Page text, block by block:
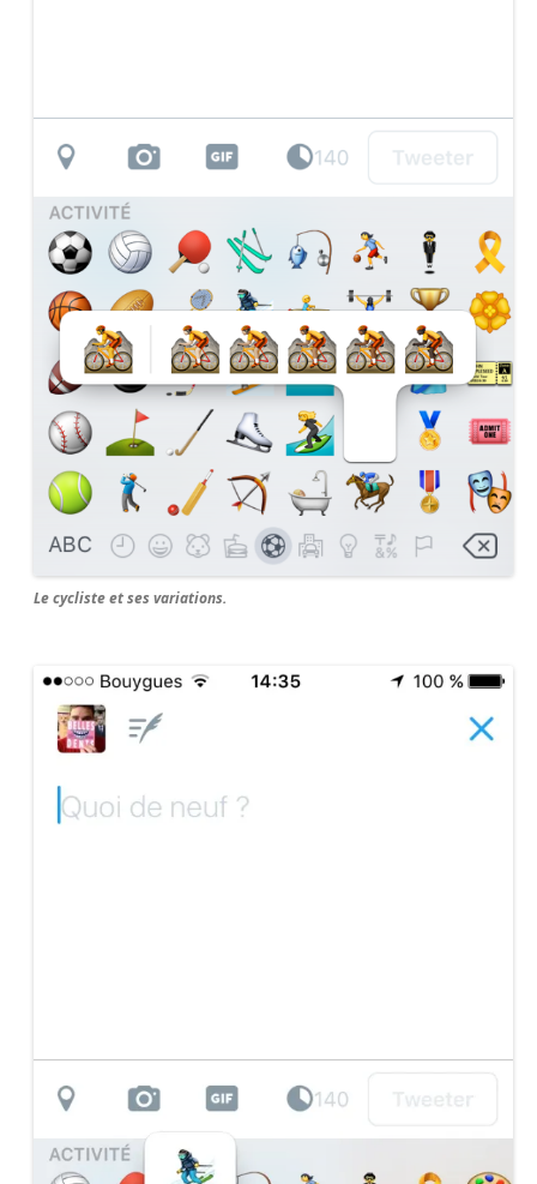
Le cycliste et ses variations.